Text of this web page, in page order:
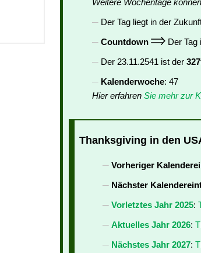
Weitere Wochentage
Der Tag liegt in der
Countdown
Der Tag
Der 23.11.2541 ist der
Kalenderwoche: 47
Hier erfahren Sie mehr zur
Thanksgiving in den
Vorheriger
Nächster
Vorletztes Jahr 2025:
Aktuelles Jahr 2026:
Nächstes Jahr 2027: